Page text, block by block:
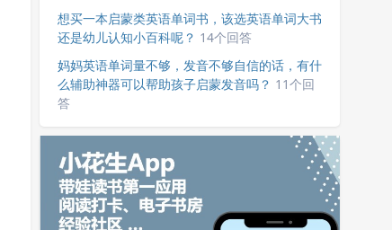
想买一本启蒙类英语单词书，该选英语单词大书
还是幼儿认知小百科呢？ 14个回答
妈妈英语单词量不够，发音不够自信的话，有什
么辅助神器可以帮助孩子启蒙发音吗？ 11个回
答